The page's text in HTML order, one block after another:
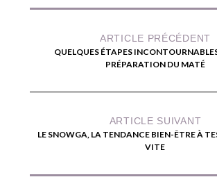
ARTICLE PRÉCÉDENT
QUELQUES ÉTAPES
PRÉPARATION DU MATÉ
ARTICLE SUIVANT
LE SNOWGA, LA TENDANCE BIEN-ÊTRE À
VITE